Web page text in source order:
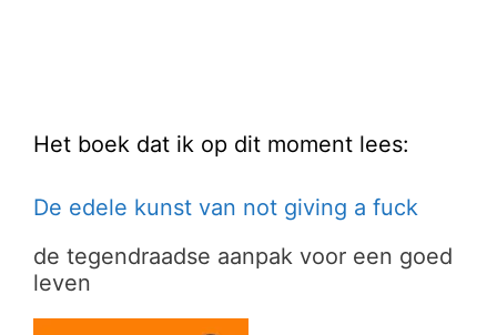
Het boek dat ik op dit moment lees:
De edele kunst van not giving a fuck
de tegendraadse aanpak voor een goed
leven